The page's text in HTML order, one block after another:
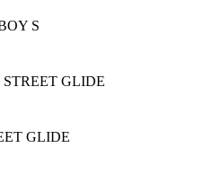
S
GLIDE
GLIDE